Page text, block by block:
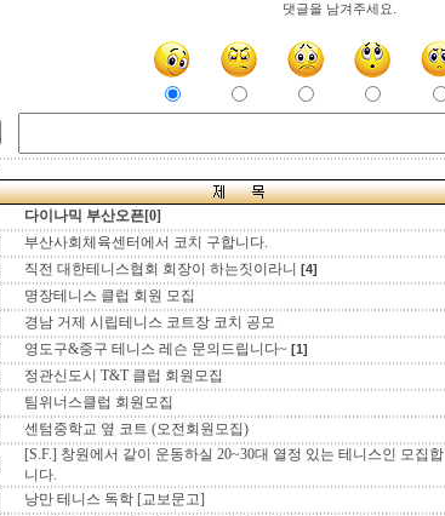
댓글을 남겨주세요.
다이나믹 부산오픈[0]
부산사회체육센터에서 코치 구합니다.
직전 대한테니스협회 회장이 하는짓이라니 [4]
명장테니스 클럽 회원 모집
경남 거제 시립테니스 코트장 코치 공모
영도구&중구 테니스 레슨 문의드립니다~ [1]
정관신도시 T&T 클럽 회원모집
팀위너스클럽 회원모집
센텀중학교 옆 코트 (오전회원모집)
[S.F.] 창원에서 같이 운동하실 20~30대 열정 있는 테니스인 모집합
니다.
낭만 테니스 독학 [교보문고]